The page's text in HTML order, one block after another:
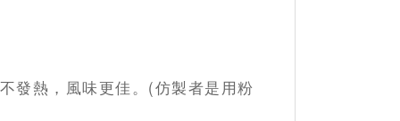
發熱，風味更佳。(仿製者是用粉